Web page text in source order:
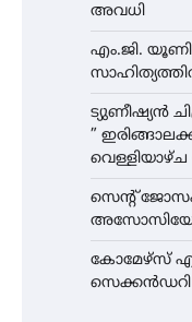
അവധി
എം.ജി.
ട്യുണീഷ്യൻ
”
സെന്റ്
കോമേഴ്സ്
സെക്കൻഡറി